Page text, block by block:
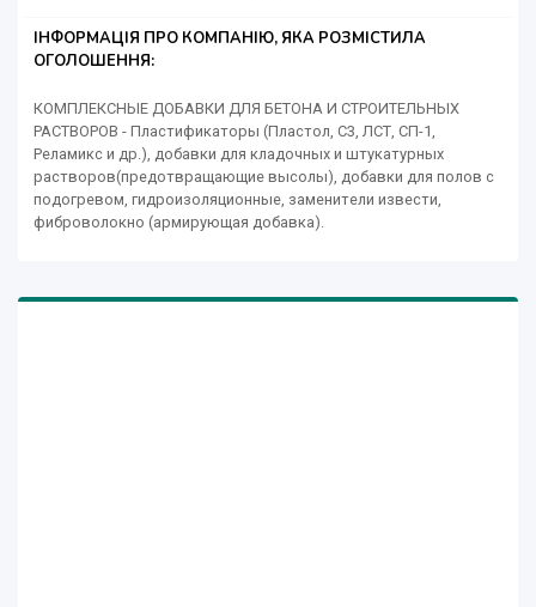
ІНФОРМАЦІЯ ПРО КОМПАНІЮ, ЯКА РОЗМІСТИЛА
ОГОЛОШЕННЯ:
КОМПЛЕКСНЫЕ ДОБАВКИ ДЛЯ БЕТОНА И СТРОИТЕЛЬНЫХ
РАСТВОРОВ - Пластификаторы (Пластол, С3, ЛСТ, СП-1,
Реламикс и др.), добавки для кладочных и штукатурных
растворов(предотвращающие высолы), добавки для полов с
подогревом, гидроизоляционные, заменители извести,
фиброволокно (армирующая добавка).